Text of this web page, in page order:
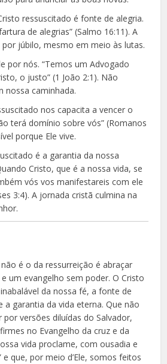
ressuscitado é fonte de alegria.
de alegrias” (Salmo 16:11). A
júbilo, mesmo em meio às lutas.
por nós. “Temos um Advogado
o justo” (1 João 2:1). Não
nossa caminhada.
nos capacita a vencer o
terá domínio sobre vós” (Romanos
porque Ele vive.
é a garantia da nossa
Cristo, que é a nossa vida, se
vós vos manifestareis com ele
3:4). A jornada cristã culmina na
é o da ressurreição é abraçar
um evangelho sem poder. O Cristo
da nossa fé, a fonte de
garantia da vida eterna. Que não
versões diluídas do Salvador,
no Evangelho da cruz e da
vida proclame, com ousadia e
e que, por meio d’Ele, somos feitos